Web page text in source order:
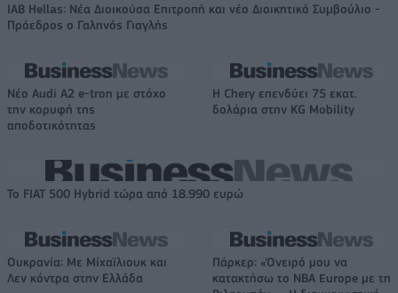
IAB Hellas: Νέα Διοικούσα Επιτροπή και νέο Διοικητικό Συμβούλιο -
Πρόεδρος ο Γαληνός Γιαγλής
Νέο Audi A2 e-tron με στόχο
την κορυφή της
αποδοτικότητας
Η Chery επενδύει 75 εκατ.
δολάρια στην KG Mobility
Το FIAT 500 Hybrid τώρα από 18.990 ευρώ
Ουκρανία: Με Μίχαϊλιουκ και
Λεν κόντρα στην Ελλάδα
Πάρκερ: «Όνειρό μου να
κατακτήσω το ΝΒΑ Europe με τη